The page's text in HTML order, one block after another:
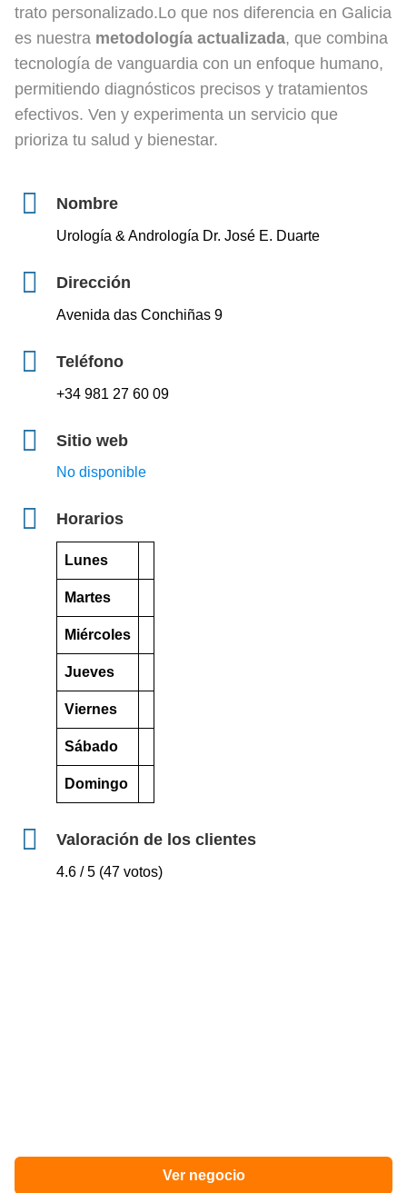
trato personalizado.Lo que nos diferencia en Galicia
es nuestra metodología actualizada, que combina
tecnología de vanguardia con un enfoque humano,
permitiendo diagnósticos precisos y tratamientos
efectivos. Ven y experimenta un servicio que
prioriza tu salud y bienestar.
Nombre
Urología & Andrología Dr. José E. Duarte
Dirección
Avenida das Conchiñas 9
Teléfono
+34 981 27 60 09
Sitio web
No disponible
Horarios
Lunes
Martes
Miércoles
Jueves
Viernes
Sábado
Domingo
Valoración de los clientes
4.6 / 5 (47 votos)
Ver negocio